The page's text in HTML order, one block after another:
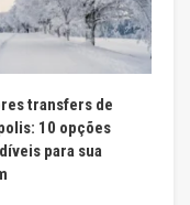
transfers de
10 opções
para sua